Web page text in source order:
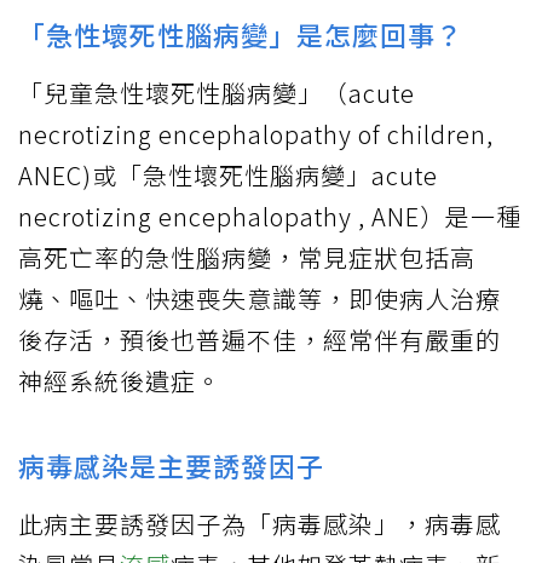
「急性壞死性腦病變」是怎麼回事？
「兒童急性壞死性腦病變」（acute
necrotizing encephalopathy of children,
ANEC)或「急性壞死性腦病變」acute
necrotizing encephalopathy , ANE）是一種
高死亡率的急性腦病變，常見症狀包括高
燒、嘔吐、快速喪失意識等，即使病人治療
後存活，預後也普遍不佳，經常伴有嚴重的
神經系統後遺症。
病毒感染是主要誘發因子
此病主要誘發因子為「病毒感染」，病毒感